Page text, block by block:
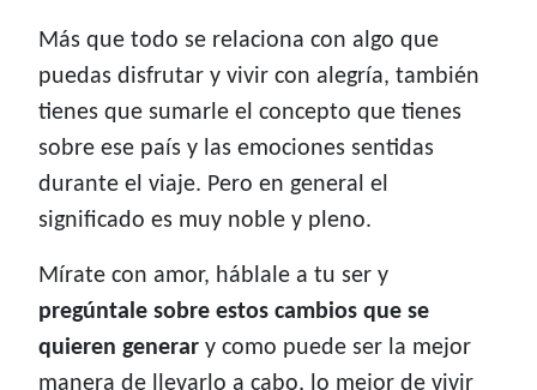
Más que todo se relaciona con algo que
puedas disfrutar y vivir con alegría, también
tienes que sumarle el concepto que tienes
sobre ese país y las emociones sentidas
durante el viaje. Pero en general el
significado es muy noble y pleno.
Mírate con amor, háblale a tu ser y
pregúntale sobre estos cambios que se
quieren generar y como puede ser la mejor
manera de llevarlo a cabo, lo mejor de vivir